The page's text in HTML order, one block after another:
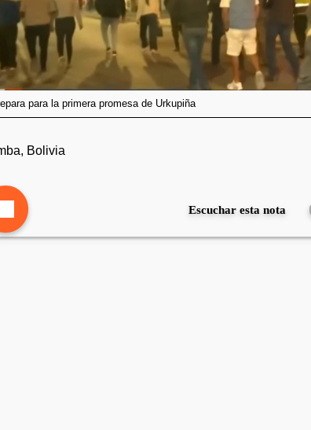
para la primera promesa de Urkupiña
Bolivia
Escuchar esta nota